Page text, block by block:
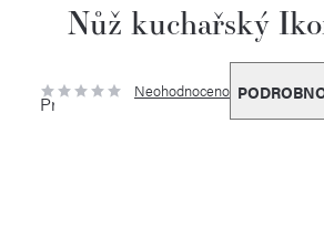
Nůž kuchařský
Průměrné
hodnocení
Neohodnoceno